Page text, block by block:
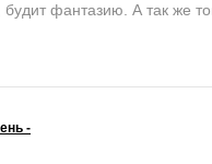
фантазию. А так же
-